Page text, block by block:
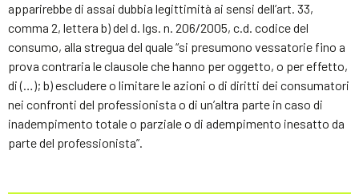
apparirebbe di assai dubbia legittimità ai sensi dell’art. 33,
comma 2, lettera b) del d. lgs. n. 206/2005, c.d. codice del
consumo, alla stregua del quale “si presumono vessatorie fino a
prova contraria le clausole che hanno per oggetto, o per effetto,
di (…); b) escludere o limitare le azioni o di diritti dei consumatori
nei confronti del professionista o di un’altra parte in caso di
inadempimento totale o parziale o di adempimento inesatto da
parte del professionista”.